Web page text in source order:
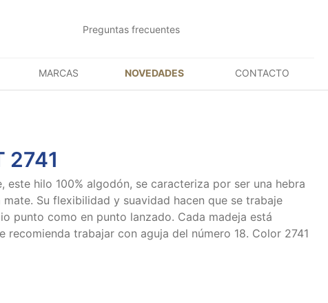
Preguntas frecuentes
MARCAS NOVEDADES CONTACTO
2741
este hilo 100% algodón, se caracteriza por ser una hebra
Su flexibilidad y suavidad hacen que se trabaje
punto como en punto lanzado. Cada madeja está
recomienda trabajar con aguja del número 18. Color 2741